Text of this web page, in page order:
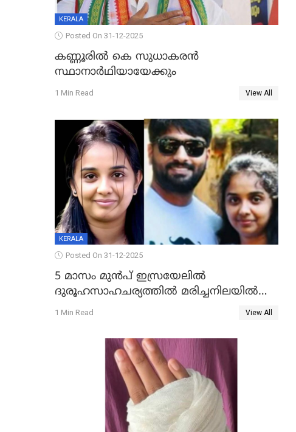
KERALA
Posted On 31-12-2025
കണ്ണൂരിൽ കെ സുധാകരൻ
സ്ഥാനാർഥിയായേക്കും
1 Min Read View All
KERALA
Posted On 31-12-2025
5 മാസം മുൻപ് ഇസ്രയേലിൽ
ദുരൂഹസാഹചര്യത്തിൽ മരിച്ചനിലയിൽ
കണ്ടെത്തിയ മലയാളി യുവാവിന്റെ
1 Min Read View All